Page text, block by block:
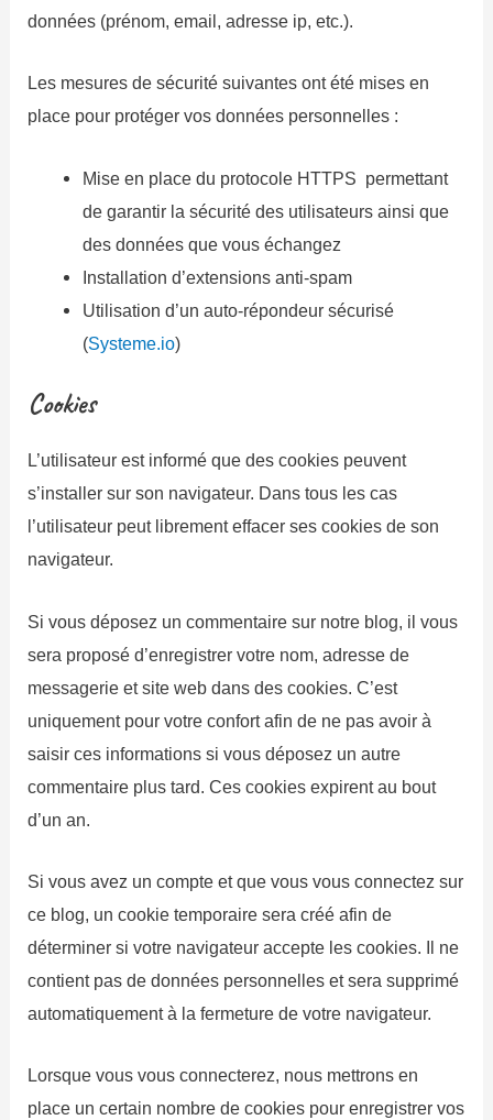
données (prénom, email, adresse ip, etc.).
Les mesures de sécurité suivantes ont été mises en
place pour protéger vos données personnelles :
Mise en place du protocole HTTPS permettant
de garantir la sécurité des utilisateurs ainsi que
des données que vous échangez
Installation d’extensions anti-spam
Utilisation d’un auto-répondeur sécurisé
(Systeme.io)
Cookies
L’utilisateur est informé que des cookies peuvent
s’installer sur son navigateur. Dans tous les cas
l’utilisateur peut librement effacer ses cookies de son
navigateur.
Si vous déposez un commentaire sur notre blog, il vous
sera proposé d’enregistrer votre nom, adresse de
messagerie et site web dans des cookies. C’est
uniquement pour votre confort afin de ne pas avoir à
saisir ces informations si vous déposez un autre
commentaire plus tard. Ces cookies expirent au bout
d’un an.
Si vous avez un compte et que vous vous connectez sur
ce blog, un cookie temporaire sera créé afin de
déterminer si votre navigateur accepte les cookies. Il ne
contient pas de données personnelles et sera supprimé
automatiquement à la fermeture de votre navigateur.
Lorsque vous vous connecterez, nous mettrons en
place un certain nombre de cookies pour enregistrer vos